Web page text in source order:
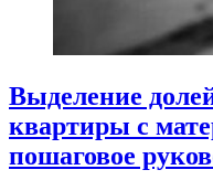
Выделение
квартиры с
пошаговое